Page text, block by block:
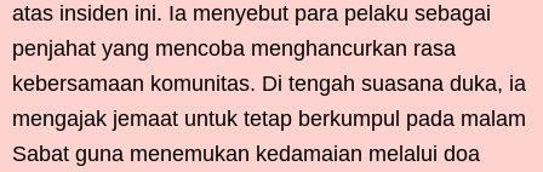
atas insiden ini. Ia menyebut para pelaku sebagai
penjahat yang mencoba menghancurkan rasa
kebersamaan komunitas. Di tengah suasana duka, ia
mengajak jemaat untuk tetap berkumpul pada malam
Sabat guna menemukan kedamaian melalui doa